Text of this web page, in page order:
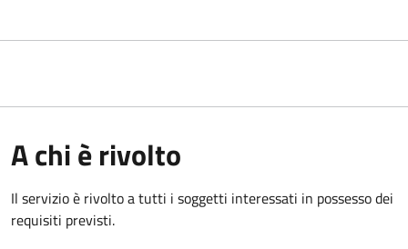
A chi è rivolto
Il servizio è rivolto a tutti i soggetti interessati in possesso dei
requisiti previsti.